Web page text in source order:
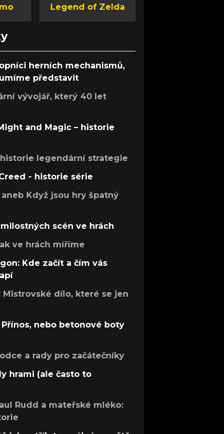
Legend of Zelda
herních mechanismů,
představit
vývojář, který 40 let
and Magic – historie
legendární strategie
- historie série
Když jsou hry špatný
scén ve hrách
ve hrách míříme
Kde začít a čím vás
Mistrovské dílo, které se jen
nebo betonové boty
a rady pro začátečníky
hrami (ale často to
Rudd a mateřské mléko: